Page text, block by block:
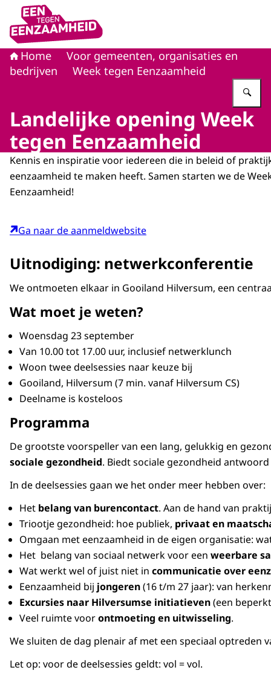
Naar de homepage van Eén tegen eenzaamheid
Home
Voor gemeenten, organisaties en
bedrijven
Week tegen Eenzaamheid
Landelijke opening Week
tegen Eenzaamheid
Kennis en inspiratie voor iedereen die in beleid of
eenzaamheid te maken heeft. Samen starten we de
Eenzaamheid!
Ga naar de aanmeldwebsite
Uitnodiging: netwerkconferentie
We ontmoeten elkaar in Gooiland Hilversum, een
Wat moet je weten?
Woensdag 23 september
Van 10.00 tot 17.00 uur, inclusief netwerklunch
Woon twee deelsessies naar keuze bij
Gooiland, Hilversum (7 min. vanaf Hilversum CS)
Deelname is kosteloos
Programma
De grootste voorspeller van een lang, gelukkig en
sociale gezondheid. Biedt sociale gezondheid
In de deelsessies gaan we het onder meer hebben over:
Het belang van burencontact. Aan de hand van
Triootje gezondheid: hoe publiek, privaat en
Omgaan met eenzaamheid in de eigen organisatie:
Het belang van sociaal netwerk voor een weerbare
Wat werkt wel of juist niet in communicatie over
Eenzaamheid bij jongeren(16 t/m 27 jaar): van
Excursies naar Hilversumse initiatieven(een
Veel ruimte voorontmoeting en uitwisseling.
We sluiten de dag plenair af met een speciaal optreden
Let op: voor de deelsessies geldt: vol = vol.